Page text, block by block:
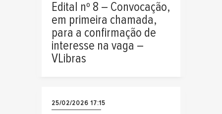
Edital nº 8 – Convocação,
em primeira chamada,
para a confirmação de
interesse na vaga –
VLibras
25/02/2026 17:15